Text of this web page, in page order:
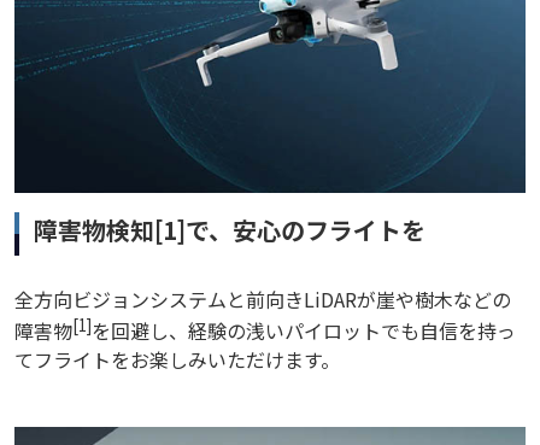
障害物検知[1]で、安心のフライトを
全方向ビジョンシステムと前向きLiDARが崖や樹木などの
障害物[1]を回避し、経験の浅いパイロットでも自信を持っ
てフライトをお楽しみいただけます。